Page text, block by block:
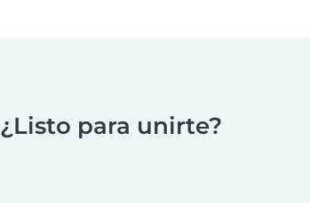
¿Listo para unirte?